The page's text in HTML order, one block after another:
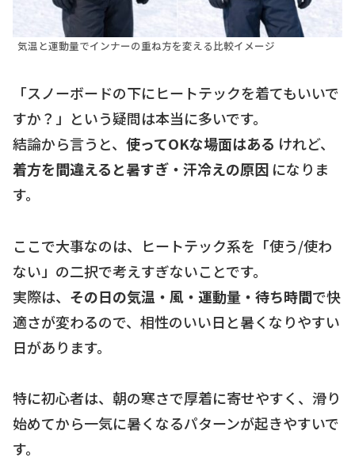
気温と運動量でインナーの重ね方を変える比較イメージ
「スノーボードの下にヒートテックを着てもいいで
すか？」という疑問は本当に多いです。
結論から言うと、 使ってOKな場面はある けれど、
着方を間違えると暑すぎ・汗冷えの原因 になりま
す。
ここで大事なのは、ヒートテック系を「使う/使わ
ない」の二択で考えすぎないことです。
実際は、 その日の気温・風・運動量・待ち時間で快
適さが変わるので、相性のいい日と暑くなりやすい
日があります。
特に初心者は、朝の寒さで厚着に寄せやすく、滑り
始めてから一気に暑くなるパターンが起きやすいで
す。